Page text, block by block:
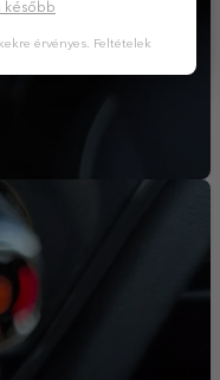
később
érvényes. Feltételek